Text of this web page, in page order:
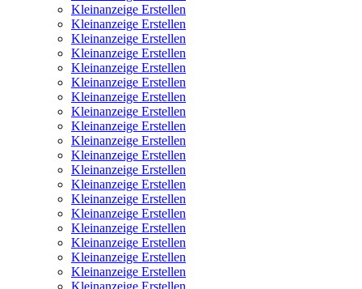
Kleinanzeige Erstellen
Kleinanzeige Erstellen
Kleinanzeige Erstellen
Kleinanzeige Erstellen
Kleinanzeige Erstellen
Kleinanzeige Erstellen
Kleinanzeige Erstellen
Kleinanzeige Erstellen
Kleinanzeige Erstellen
Kleinanzeige Erstellen
Kleinanzeige Erstellen
Kleinanzeige Erstellen
Kleinanzeige Erstellen
Kleinanzeige Erstellen
Kleinanzeige Erstellen
Kleinanzeige Erstellen
Kleinanzeige Erstellen
Kleinanzeige Erstellen
Kleinanzeige Erstellen
Kleinanzeige Erstellen